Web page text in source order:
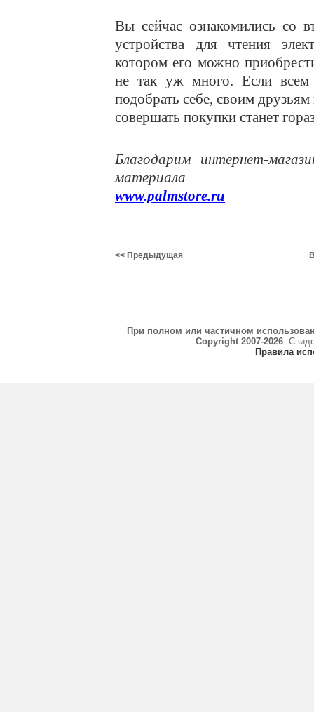
Вы сейчас ознакомились со
устройства для чтения
котором его можно
не так уж много. Если всем
подобрать себе, своим
совершать покупки станет
Благодарим интернет-
материала
www.palmstore.ru
<< Предыдущая
При полном или частичном
Copyright 2007-2026.
Правила